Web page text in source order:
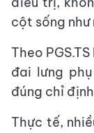
cột sống như
​Theo
đai lưng
đúng chỉ
Thực tế,